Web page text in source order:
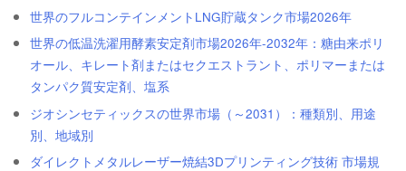
世界のフルコンテインメントLNG貯蔵タンク市場2026年
世界の低温洗濯用酵素安定剤市場2026年-2032年：糖由来ポリ
オール、キレート剤またはセクエストラント、ポリマーまたは
タンパク質安定剤、塩系
ジオシンセティックスの世界市場（～2031）：種類別、用途
別、地域別
ダイレクトメタルレーザー焼結3Dプリンティング技術 市場規